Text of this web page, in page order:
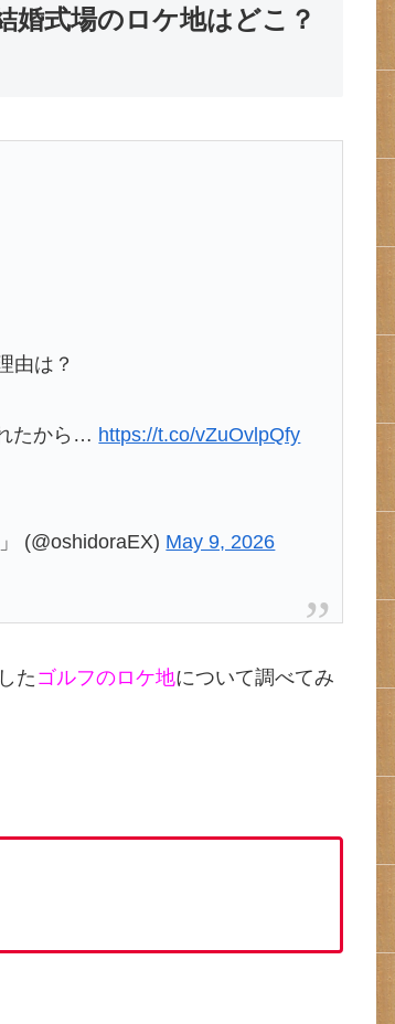
婚式場のロケ地はどこ？
由は？
たから… https://t.co/vZuOvlpQfy
(@oshidoraEX) May 9, 2026
たゴルフのロケ地について調べてみ